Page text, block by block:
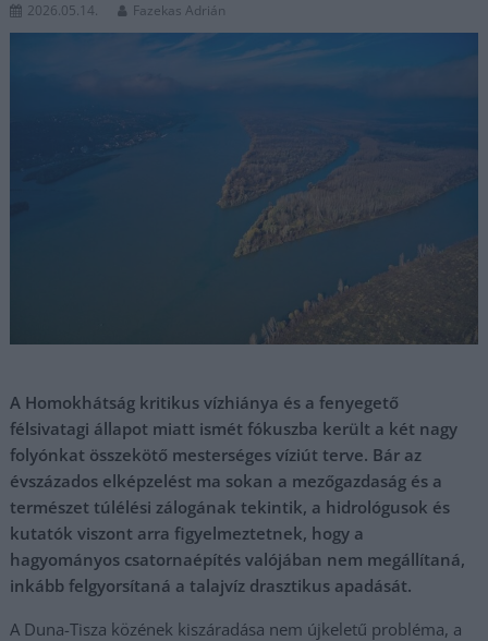
2026.05.14. Fazekas Adrián
A Homokhátság kritikus vízhiánya és a fenyegető
félsivatagi állapot miatt ismét fókuszba került a két nagy
folyónkat összekötő mesterséges víziút terve. Bár az
évszázados elképzelést ma sokan a mezőgazdaság és a
természet túlélési zálogának tekintik, a hidrológusok és
kutatók viszont arra figyelmeztetnek, hogy a
hagyományos csatornaépítés valójában nem megállítaná,
inkább felgyorsítaná a talajvíz drasztikus apadását.
A Duna-Tisza közének kiszáradása nem újkeletű probléma, a